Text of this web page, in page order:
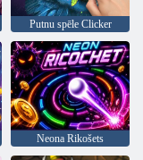
Putnu spēle Clicker
Neona Rikošets